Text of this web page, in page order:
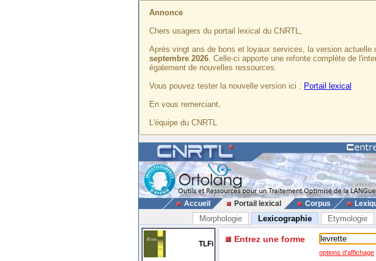
Annonce
Chers usagers du portail lexical du CNRTL,
Après vingt ans de bons et loyaux services, la version
septembre 2026. Celle-ci apporte une refonte complète de
également de nouvelles ressources.
Vous pouvez tester la nouvelle version ici : Portail lexical
En vous remerciant,
L'équipe du CNRTL
Accueil Portail lexical Corpus
Morphologie Lexicographie Etymologie
TLFi Entrez une forme
options d'affichage